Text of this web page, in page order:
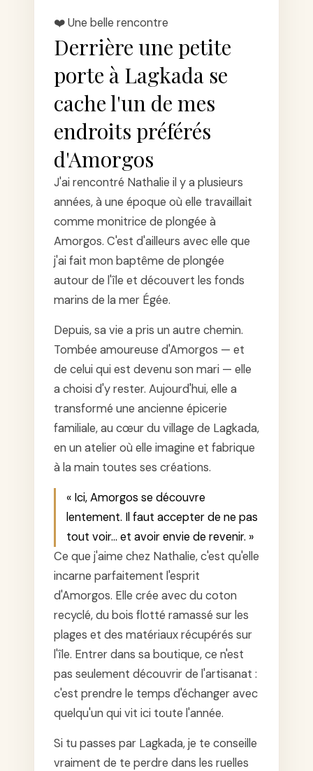
❤️ Une belle rencontre
Derrière une petite
porte à Lagkada se
cache l'un de mes
endroits préférés
d'Amorgos
J'ai rencontré Nathalie il y a plusieurs
années, à une époque où elle travaillait
comme monitrice de plongée à
Amorgos. C'est d'ailleurs avec elle que
j'ai fait mon baptême de plongée
autour de l'île et découvert les fonds
marins de la mer Égée.
Depuis, sa vie a pris un autre chemin.
Tombée amoureuse d'Amorgos — et
de celui qui est devenu son mari — elle
a choisi d'y rester. Aujourd'hui, elle a
transformé une ancienne épicerie
familiale, au cœur du village de Lagkada,
en un atelier où elle imagine et fabrique
à la main toutes ses créations.
« Ici, Amorgos se découvre
lentement. Il faut accepter de ne pas
tout voir… et avoir envie de revenir. »
Ce que j'aime chez Nathalie, c'est qu'elle
incarne parfaitement l'esprit
d'Amorgos. Elle crée avec du coton
recyclé, du bois flotté ramassé sur les
plages et des matériaux récupérés sur
l'île. Entrer dans sa boutique, ce n'est
pas seulement découvrir de l'artisanat :
c'est prendre le temps d'échanger avec
quelqu'un qui vit ici toute l'année.
Si tu passes par Lagkada, je te conseille
vraiment de te perdre dans les ruelles